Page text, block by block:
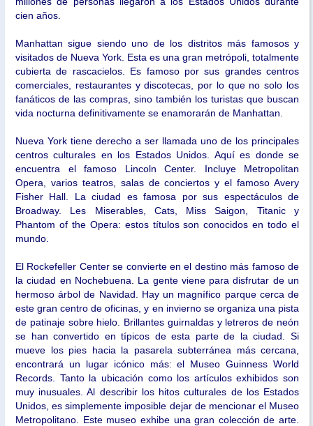
cien años.
Manhattan sigue siendo uno de los distritos más famosos y
visitados de Nueva York. Esta es una gran metrópoli, totalmente
cubierta de rascacielos. Es famoso por sus grandes centros
comerciales, restaurantes y discotecas, por lo que no solo los
fanáticos de las compras, sino también los turistas que buscan
vida nocturna definitivamente se enamorarán de Manhattan.
Nueva York tiene derecho a ser llamada uno de los principales
centros culturales en los Estados Unidos. Aquí es donde se
encuentra el famoso Lincoln Center. Incluye Metropolitan
Opera, varios teatros, salas de conciertos y el famoso Avery
Fisher Hall. La ciudad es famosa por sus espectáculos de
Broadway. Les Miserables, Cats, Miss Saigon, Titanic y
Phantom of the Opera: estos títulos son conocidos en todo el
mundo.
El Rockefeller Center se convierte en el destino más famoso de
la ciudad en Nochebuena. La gente viene para disfrutar de un
hermoso árbol de Navidad. Hay un magnífico parque cerca de
este gran centro de oficinas, y en invierno se organiza una pista
de patinaje sobre hielo. Brillantes guirnaldas y letreros de neón
se han convertido en típicos de esta parte de la ciudad. Si
mueve los pies hacia la pasarela subterránea más cercana,
encontrará un lugar icónico más: el Museo Guinness World
Records. Tanto la ubicación como los artículos exhibidos son
muy inusuales. Al describir los hitos culturales de los Estados
Unidos, es simplemente imposible dejar de mencionar el Museo
Metropolitano. Este museo exhibe una gran colección de arte.